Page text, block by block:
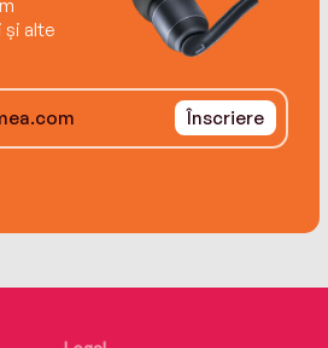
și alte
Înscriere